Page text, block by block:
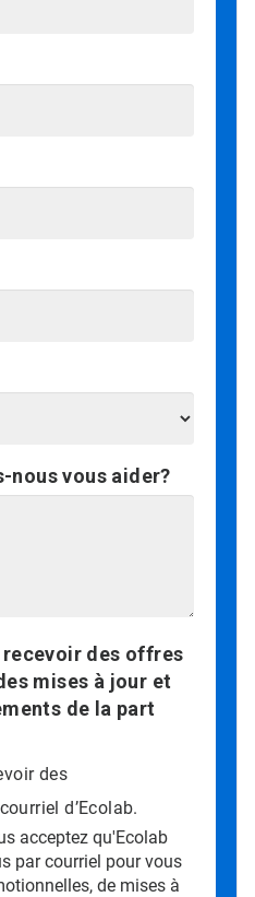
nous vous aider?
des offres
mises à jour et
de la part
des
d’Ecolab.
acceptez qu'Ecolab
par courriel pour vous
de mises à